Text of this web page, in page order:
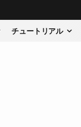
チュートリアル